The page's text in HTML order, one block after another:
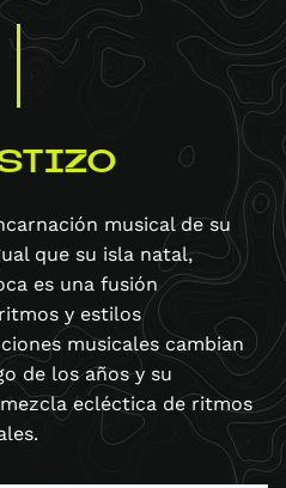
musical de su
que su isla natal,
es una fusión
y estilos
musicales cambian
de los años y su
ecléctica de ritmos